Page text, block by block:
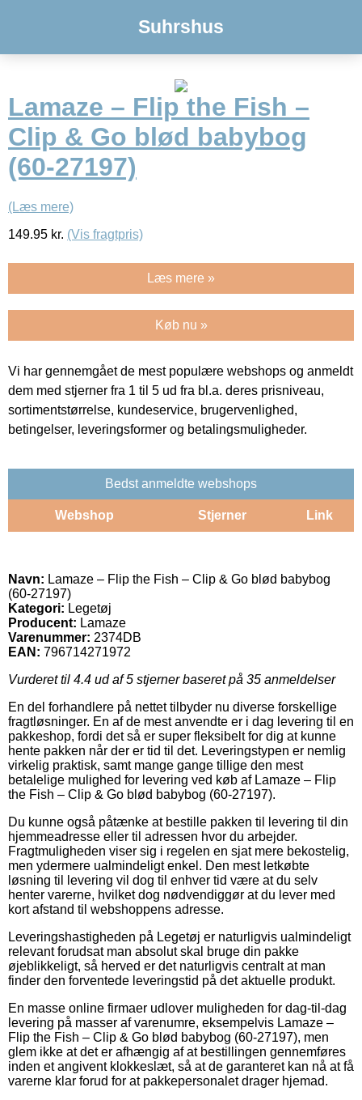
Suhrshus
Lamaze – Flip the Fish –
Clip & Go blød babybog
(60-27197)
(Læs mere)
149.95 kr. (Vis fragtpris)
Læs mere »
Køb nu »
Vi har gennemgået de mest populære webshops og anmeldt
dem med stjerner fra 1 til 5 ud fra bl.a. deres prisniveau,
sortimentstørrelse, kundeservice, brugervenlighed,
betingelser, leveringsformer og betalingsmuligheder.
Bedst anmeldte webshops
Webshop Stjerner Link
Navn: Lamaze – Flip the Fish – Clip & Go blød babybog
(60-27197)
Kategori: Legetøj
Producent: Lamaze
Varenummer: 2374DB
EAN: 796714271972
Vurderet til 4.4 ud af 5 stjerner baseret på 35 anmeldelser
En del forhandlere på nettet tilbyder nu diverse forskellige
fragtløsninger. En af de mest anvendte er i dag levering til en
pakkeshop, fordi det så er super fleksibelt for dig at kunne
hente pakken når der er tid til det. Leveringstypen er nemlig
virkelig praktisk, samt mange gange tillige den mest
betalelige mulighed for levering ved køb af Lamaze – Flip
the Fish – Clip & Go blød babybog (60-27197).
Du kunne også påtænke at bestille pakken til levering til din
hjemmeadresse eller til adressen hvor du arbejder.
Fragtmuligheden viser sig i regelen en sjat mere bekostelig,
men ydermere ualmindeligt enkel. Den mest letkøbte
løsning til levering vil dog til enhver tid være at du selv
henter varerne, hvilket dog nødvendiggør at du lever med
kort afstand til webshoppens adresse.
Leveringshastigheden på Legetøj er naturligvis ualmindeligt
relevant forudsat man absolut skal bruge din pakke
øjeblikkeligt, så herved er det naturligvis centralt at man
finder den forventede leveringstid på det aktuelle produkt.
En masse online firmaer udlover muligheden for dag-til-dag
levering på masser af varenumre, eksempelvis Lamaze –
Flip the Fish – Clip & Go blød babybog (60-27197), men
glem ikke at det er afhængig af at bestillingen gennemføres
inden et angivent klokkeslæt, så at de garanteret kan nå at få
varerne klar forud for at pakkepersonalet drager hjemad.